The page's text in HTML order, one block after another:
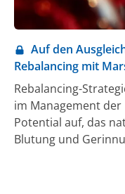
Auf den
Rebalancing mit
Rebalancing-
im Management der
Potential auf, das
Blutung und
Tissue Factor